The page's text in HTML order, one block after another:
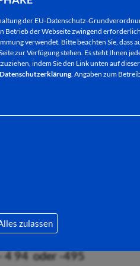
der EU-Datenschutz-
Betrieb der Webseite zwingend
verwendet. Bitte beachten Sie, dass
zur Verfügung stehen. Es steht Ihnen
indem Sie den Link unten auf
Datenschutzerklärung. Angaben zum
zulassen
Asbach: Eines von
auf der städtischen
nun zu jeder der acht
Räumen und
komfortabel
eine gut ausgestattete
der Stadtverwaltung
4 94 oder -495